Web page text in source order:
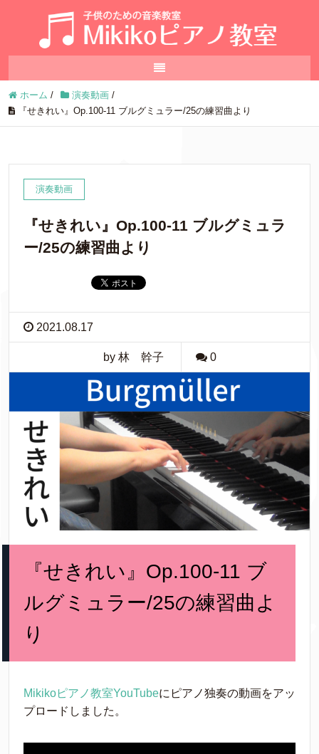
ホーム / 演奏動画 /
『せきれい』Op.100-11 ブルグミュラー/25の練習曲より
演奏動画
『せきれい』Op.100-11 ブルグミュラ
ー/25の練習曲より
2021.08.17
by 林 幹子 0
『せきれい』Op.100-11 ブ
ルグミュラー/25の練習曲よ
り
Mikikoピアノ教室YouTubeにピアノ独奏の動画をアッ
プロードしました。